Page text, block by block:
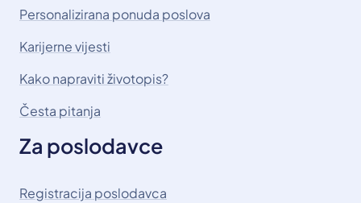
Personalizirana ponuda poslova
Karijerne vijesti
Kako napraviti životopis?
Česta pitanja
Za poslodavce
Registracija poslodavca